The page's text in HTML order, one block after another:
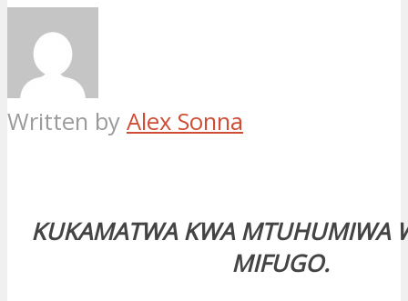
Written by Alex Sonna
KUKAMATWA KWA MTUHUMIWA
MIFUGO.